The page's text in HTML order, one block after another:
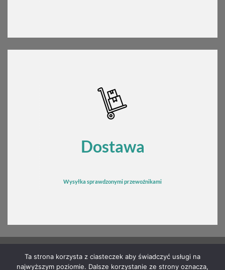
Dostawa
Wysyłka sprawdzonymi przewoźnikami
Ta strona korzysta z ciasteczek aby świadczyć usługi na
najwyższym poziomie. Dalsze korzystanie ze strony oznacza,